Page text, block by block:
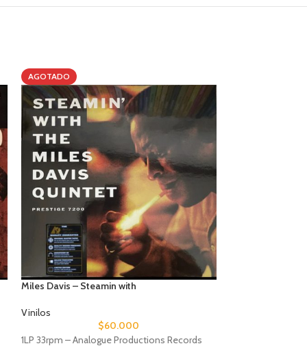
AGOTADO
Miles Davis – Steamin with
Vinilos
$60.000
1LP 33rpm – Analogue Productions Records